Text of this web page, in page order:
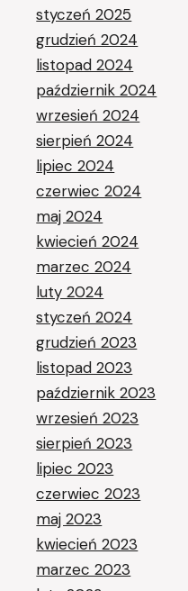
styczeń 2025
grudzień 2024
listopad 2024
październik 2024
wrzesień 2024
sierpień 2024
lipiec 2024
czerwiec 2024
maj 2024
kwiecień 2024
marzec 2024
luty 2024
styczeń 2024
grudzień 2023
listopad 2023
październik 2023
wrzesień 2023
sierpień 2023
lipiec 2023
czerwiec 2023
maj 2023
kwiecień 2023
marzec 2023